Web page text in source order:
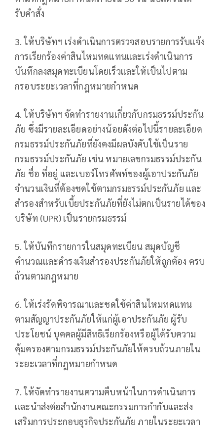
รับคำสั่ง
3. ให้บริษัทฯ เร่งดำเนินการตรวจสอบรายการรับแจ้ง
การเรียกร้องค่าสินไหมทดแทนและเร่งดำเนินการ
บันทึกลงสมุดทะเบียนโดยเร็วและให้เป็นไปตาม
กรอบระยะเวลาที่กฎหมายกำหนด
4. ให้บริษัทฯ จัดทำรายงานเกี่ยวกับกรมธรรม์ประกัน
ภัย ซึ่งมีรายละเอียดอย่างน้อยดังต่อไปนี้รายละเอียด
กรมธรรม์ประกันภัยที่ยังคงมีผลบังคับใช้เป็นราย
กรมธรรม์ประกันภัย เช่น หมายเลขกรมธรรม์ประกัน
ภัย ชื่อ ที่อยู่ และเบอร์โทรศัพท์ของผู้เอาประกันภัย
จำนวนเงินที่ต้องชดใช้ตามกรมธรรม์ประกันภัย และ
สำรองสำหรับเบี้ยประกันภัยที่ยังไม่ตกเป็นรายได้ของ
บริษัท (UPR) เป็นรายกรมธรรม์
5. ให้บันทึกรายการในสมุดทะเบียน สมุดบัญชี
คำนวณและดำรงเงินสำรองประกันภัยให้ถูกต้อง ครบ
ถ้วนตามกฎหมาย
6. ให้เร่งรัดพิจารณาและชดใช้ค่าสินไหมทดแทน
ตามสัญญาประกันภัยให้แก่ผู้เอาประกันภัย ผู้รับ
ประโยชน์ บุคคลผู้มีสิทธิเรียกร้องหรือผู้ได้รับความ
คุ้มครองตามกรมธรรม์ประกันภัยให้ครบถ้วนภายใน
ระยะเวลาที่กฎหมายกำหนด
7. ให้จัดทำรายงานความคืบหน้าในการดำเนินการ
และนำส่งต่อสำนักงานคณะกรรมการกำกับและส่ง
เสริมการประกอบธุรกิจประกันภัย ภายในระยะเวลา